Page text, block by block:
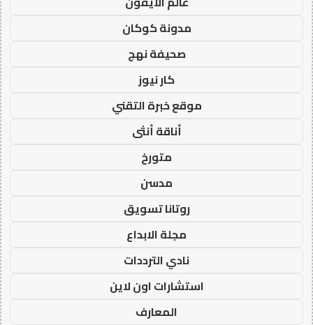
مدونة كوكان
صحيفة نهج
كار نيوز
موقع خبرة التقني
أناقة أنثى
متورخ
مدسن
روتانا تسويق
مجلة الابداع
نادي الترددات
استشارات اون لاين
المعارف